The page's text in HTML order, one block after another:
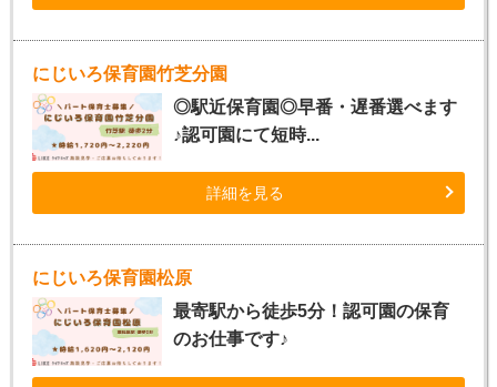
にじいろ保育園竹芝分園
◎駅近保育園◎早番・遅番選べます
♪認可園にて短時...
詳細を見る
にじいろ保育園松原
最寄駅から徒歩5分！認可園の保育
のお仕事です♪